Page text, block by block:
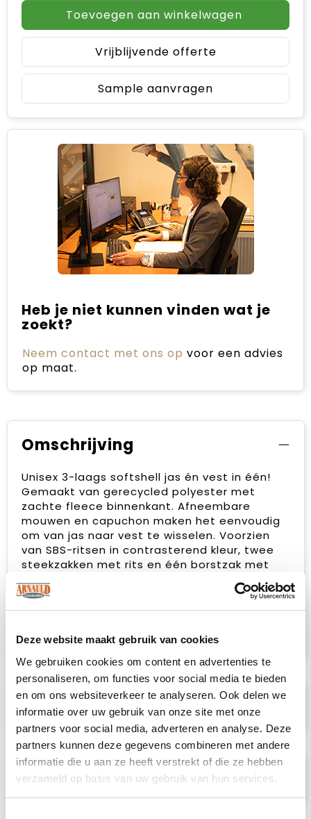
Deze website maakt gebruik van cookies
We gebruiken cookies om content en advertenties te
personaliseren, om functies voor social media te bieden
en om ons websiteverkeer te analyseren. Ook delen we
informatie over uw gebruik van onze site met onze
partners voor social media, adverteren en analyse. Deze
partners kunnen deze gegevens combineren met andere
informatie die u aan ze heeft verstrekt of die ze hebben
verzameld op basis van uw gebruik van hun services.
Toevoegen aan winkelwagen
Vrijblijvende offerte
Sample aanvragen
Heb je niet kunnen vinden wat je
zoekt?
Neem contact met ons op voor een advies
op maat.
Omschrijving
Unisex 3-laags softshell jas én vest in één!
Gemaakt van gerecycled polyester met
zachte fleece binnenkant. Afneembare
mouwen en capuchon maken het eenvoudig
om van jas naar vest te wisselen. Voorzien
van SBS-ritsen in contrasterend kleur, twee
steekzakken met rits en één borstzak met
rits. Afgewerkt met elastische band bij de
boord en klittenbandverstelling op de
mouwen voor een perfecte pasvorm.
verwijderbare label.
Specificaties
Prijsspecificaties